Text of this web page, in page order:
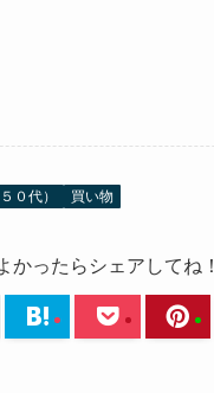
０代） 買い物
かったらシェアしてね！